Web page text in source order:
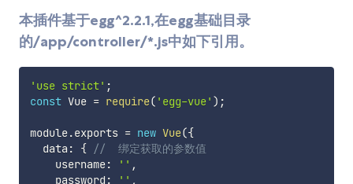
本插件基于egg^2.2.1,在egg基础目录
的/app/controller/*.js中如下引用。
'use strict' ;
const Vue = require( 'egg-vue' ) ;
module.exports = new Vue({
  data
: { //  绑定获取的参数值
    username
: '' ,
    password
: '' ,